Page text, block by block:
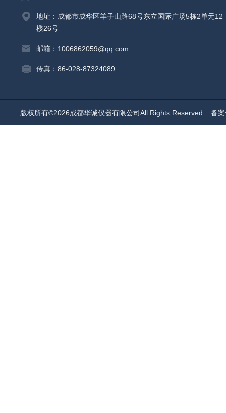
地址：成都市成华区羊子山路68号东立国际广场5栋2单元12
楼26号
邮箱：1006862059@qq.com
传真：86-028-87324089
版权所有©2026成都华诚仪器有限公司All Rights Reserved 备